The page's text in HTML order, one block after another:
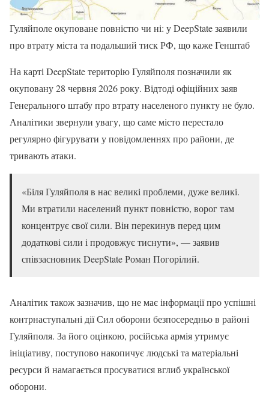
Гуляйполе окуповане повністю чи ні: у DeepState заявили
про втрату міста та подальший тиск РФ, що каже Генштаб
На карті DeepState територію Гуляйполя позначили як
окуповану 28 червня 2026 року. Відтоді офіційних заяв
Генерального штабу про втрату населеного пункту не було.
Аналітики звернули увагу, що саме місто перестало
регулярно фігурувати у повідомленнях про райони, де
тривають атаки.
«Біля Гуляйполя в нас великі проблеми, дуже великі.
Ми втратили населений пункт повністю, ворог там
концентрує свої сили. Він перекинув перед цим
додаткові сили і продовжує тиснути», — заявив
співзасновник DeepState Роман Погорілий.
Аналітик також зазначив, що не має інформації про успішні
контрнаступальні дії Сил оборони безпосередньо в районі
Гуляйполя. За його оцінкою, російська армія утримує
ініціативу, поступово накопичує людські та матеріальні
ресурси й намагається просуватися вглиб української
оборони.